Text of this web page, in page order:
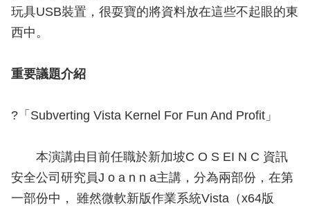
玩具USB裝置，很耍寶的將資料放在這些不起眼的東
西中。
重要議題介紹
?「Subverting Vista Kernel For Fun And Profit」
本演講由目前任職於新加坡C O S EI N C 資訊
安全公司研究員J o a n n a主講，分為兩部份，在第
一部份中， 雖然微軟新版作業系統Vista（x64版